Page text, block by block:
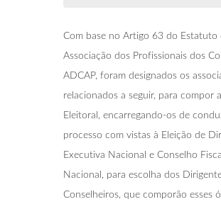
Com base no Artigo 63 do Estatuto
Associação dos Profissionais dos
ADCAP, foram designados os
relacionados a seguir, para compor
Eleitoral, encarregando-os de
processo com vistas à Eleição de
Executiva Nacional e Conselho Fiscal
Nacional, para escolha dos
Conselheiros, que comporão esses